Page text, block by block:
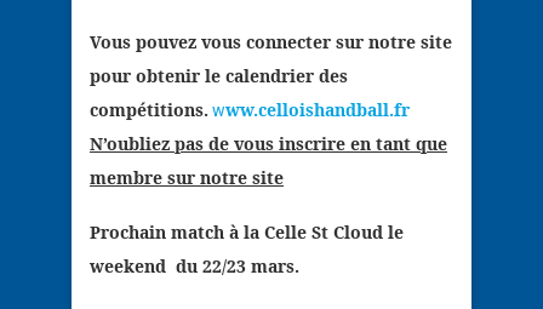
Vous pouvez vous connecter sur notre site
pour obtenir le calendrier des
compétitions. www.celloishandball.fr
N’oubliez pas de vous inscrire en tant que
membre sur notre site
Prochain match à la Celle St Cloud le
weekend du 22/23 mars.